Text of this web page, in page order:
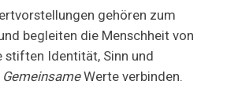
gehören zum
begleiten die Menschheit von
stiften Identität, Sinn und
GemeinsameWerte verbinden.